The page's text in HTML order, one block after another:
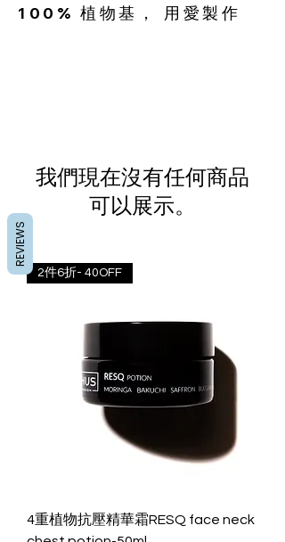
100% 植物基， 用愛製作
我們現在沒有任何商品
可以展示。
2件6折- 40OFF
4重植物抗壓精華霜RESQ face neck
REVIEWS